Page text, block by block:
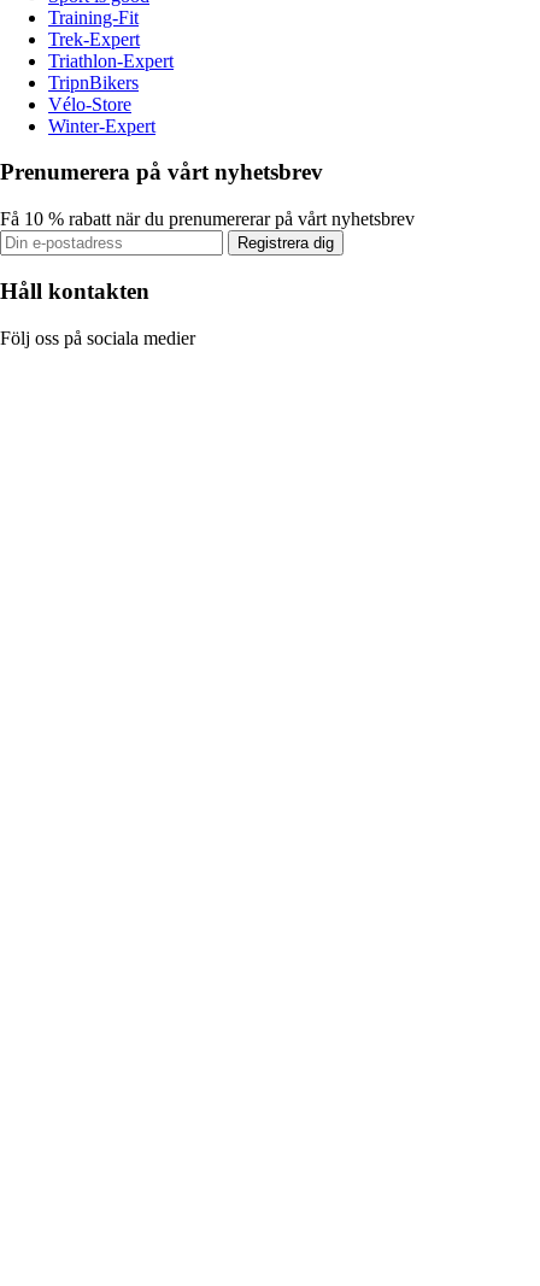
Training-Fit
Trek-Expert
Triathlon-Expert
TripnBikers
Vélo-Store
Winter-Expert
Prenumerera på vårt nyhetsbrev
Få 10 % rabatt när du prenumererar på vårt nyhetsbrev
Registrera dig
Håll kontakten
Följ oss på sociala medier